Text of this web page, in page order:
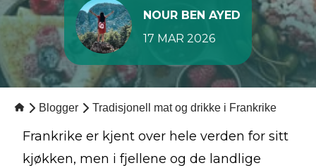
NOUR BEN AYED
17 MAR 2026
Blogger Tradisjonell mat og drikke i Frankrike
Frankrike er kjent over hele verden for sitt
kjøkken, men i fjellene og de landlige